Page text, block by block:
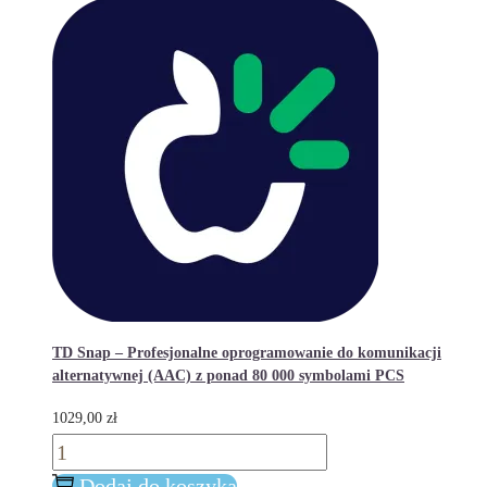
TD Snap – Profesjonalne oprogramowanie do komunikacji
alternatywnej (AAC) z ponad 80 000 symbolami PCS
1029,00 zł
ilość
TD